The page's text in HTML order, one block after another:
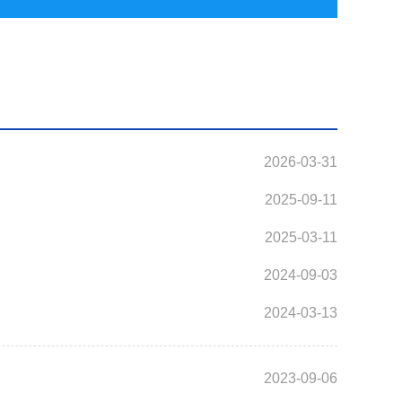
2026-03-31
2025-09-11
2025-03-11
2024-09-03
2024-03-13
2023-09-06